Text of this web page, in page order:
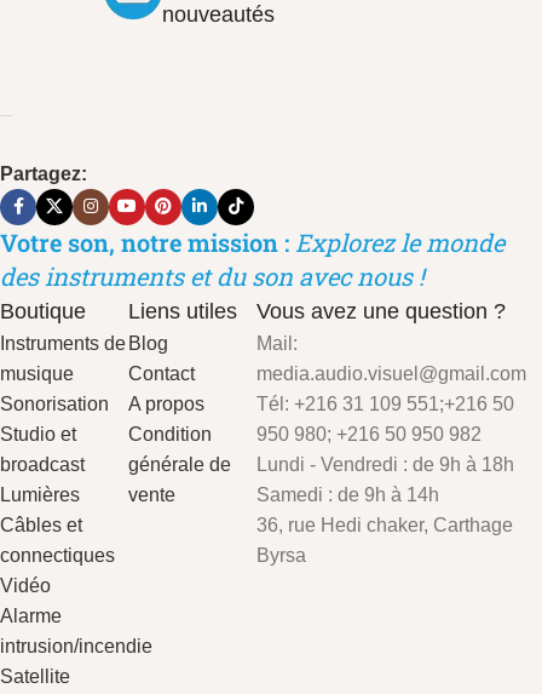
nouveautés
Partagez:
Votre son, notre mission : Explorez le monde
des instruments et du son avec nous !
Boutique
Instruments de
musique
Sonorisation
Studio et
broadcast
Lumières
Câbles et
connectiques
Vidéo
Alarme
intrusion/incendie
Satellite
Liens utiles
Blog
Contact
A propos
Condition
générale de
vente
Vous avez une question ?
Mail:
media.audio.visuel@gmail.com
Tél: +216 31 109 551;+216 50
950 980; +216 50 950 982
Lundi - Vendredi : de 9h à 18h
Samedi : de 9h à 14h
36, rue Hedi chaker, Carthage
Byrsa